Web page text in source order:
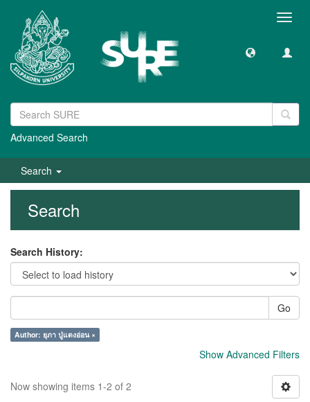
Advanced Search
Search
Search
Search History:
Go
Author: ยุภา ปู่แตงอ่อน ×
Show Advanced Filters
Now showing items 1-2 of 2